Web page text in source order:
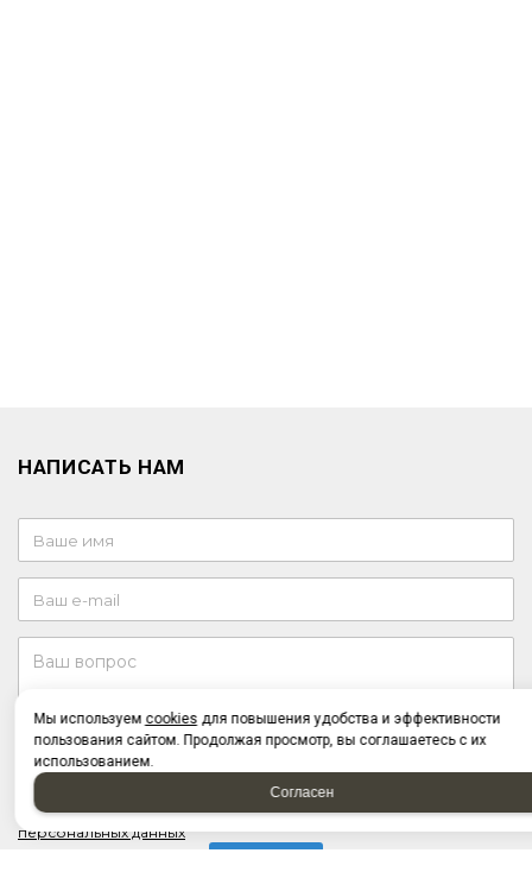
НАПИСАТЬ НАМ
Отправляя форму, я соглашаюсь cполитикой
Отправляя форму, я даю согласие наобработку
персональных данных
Мы используем cookies для повышения удобства и эффективности
пользования сайтом. Продолжая просмотр, вы соглашаетесь с их
использованием.
Согласен